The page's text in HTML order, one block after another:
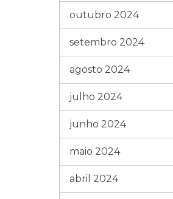
outubro 2024
setembro 2024
agosto 2024
julho 2024
junho 2024
maio 2024
abril 2024